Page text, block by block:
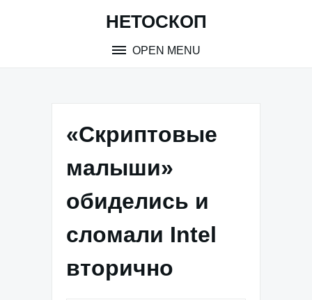
НЕТОСКОП
OPEN MENU
«Скриптовые
малыши»
обиделись и
сломали Intel
вторично